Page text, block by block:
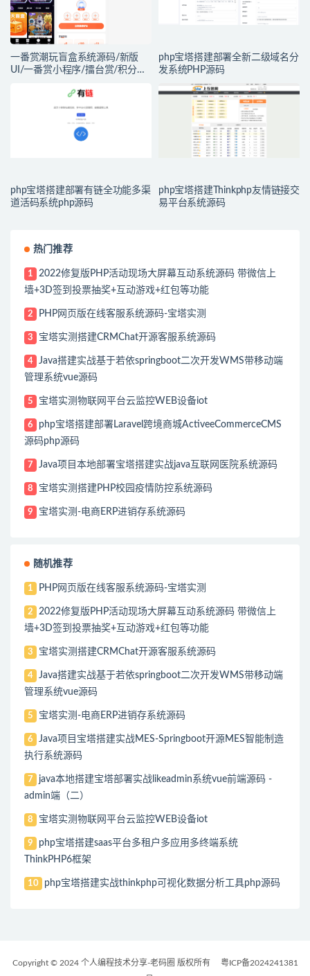
一番赏潮玩盲盒系统源码/新版
UI/一番赏小程序/擂台赏/积分赏/
php宝塔搭建部署全新二级域名分
发系统PHP源码
php宝塔搭建部署有链全功能多渠
道活码系统php源码
php宝塔搭建Thinkphp友情链接交
易平台系统源码
热门推荐
1
2022修复版PHP活动现场大屏幕互动系统源码 带微信上
墙+3D签到投票抽奖+互动游戏+红包等功能
2 PHP网页版在线客服系统源码-宝塔实测
3 宝塔实测搭建CRMChat开源客服系统源码
4
Java搭建实战基于若依springboot二次开发WMS带移动端
管理系统vue源码
5 宝塔实测物联网平台云监控WEB设备iot
6
php宝塔搭建部署Laravel跨境商城ActiveeCommerceCMS
源码php源码
7 Java项目本地部署宝塔搭建实战java互联网医院系统源码
8 宝塔实测搭建PHP校园疫情防控系统源码
9 宝塔实测-电商ERP进销存系统源码
随机推荐
1 PHP网页版在线客服系统源码-宝塔实测
2
2022修复版PHP活动现场大屏幕互动系统源码 带微信上
墙+3D签到投票抽奖+互动游戏+红包等功能
3 宝塔实测搭建CRMChat开源客服系统源码
4
Java搭建实战基于若依springboot二次开发WMS带移动端
管理系统vue源码
5 宝塔实测-电商ERP进销存系统源码
6
Java项目宝塔搭建实战MES-Springboot开源MES智能制造
执行系统源码
7
java本地搭建宝塔部署实战likeadmin系统vue前端源码 -
admin端（二）
8 宝塔实测物联网平台云监控WEB设备iot
9
php宝塔搭建saas平台多租户多应用多终端系统
ThinkPHP6框架
10 php宝塔搭建实战thinkphp可视化数据分析工具php源码
Copyright © 2024 个人编程技术分享-老码圈 版权所有
粤ICP备2024241381